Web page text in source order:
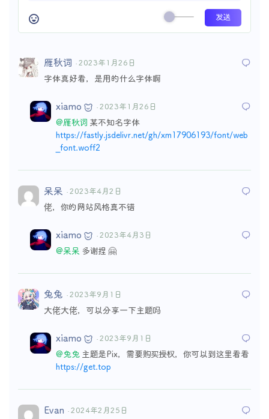
雁秋词 · 2023年1月26日
字体真好看，是用的什么字体啊
xiamo · 2023年1月26日
@雁秋词 某不知名字体
https://fastly.jsdelivr.net/gh/xm17906193/font/web
_font.woff2
呆呆 · 2023年4月2日
佬，你的网站风格真不错
xiamo · 2023年4月3日
@呆呆 多谢捏 🤗
兔兔 · 2023年9月1日
大佬大佬，可以分享一下主题吗
xiamo · 2023年9月1日
@兔兔 主题是Pix，需要购买授权，你可以到这里看看
https://get.top
Evan · 2024年2月25日